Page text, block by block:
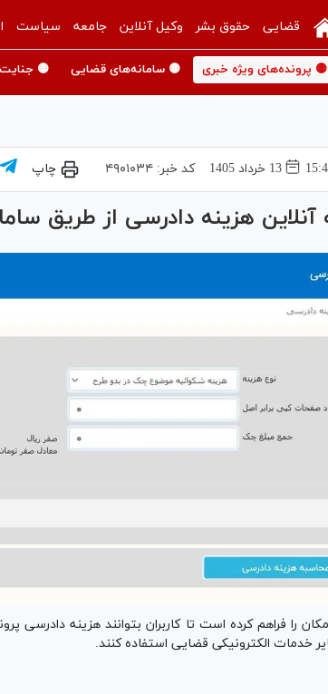
قضایی حقوق بشر وکیل آنلاین جامعه سیاست
🟡 پرونده‌های ویژه خبری 🟡 سامانه‌های قضایی 🟡
13 خرداد 1405 کد خبر:۴۹۰۱۰۳۴ چاپ
هزینه دادرسی از طریق
را فراهم کرده است تا کاربران بتوانند هزینه دادرسی
خدمات الکترونیکی قضایی استفاده کنند.